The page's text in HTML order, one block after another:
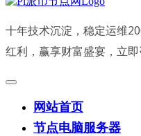
十年技术沉淀，稳定运维
红利，赢享财富盛宴，立
网站首页
节点电脑服务器